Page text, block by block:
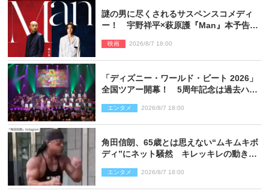
謎の男に尽くされるサスペンスコメディ
ー！ 宇野祥平×萩原護『Man』本予告＆
映画 2026/8/7 18:00
「ディズニー・ワールド・ビート 2026」
全国ツアー開幕！ 5周年記念は過去ハイ
ポート】
エンタメ 2026/8/7 18:00
角田信朗、65歳とは思えない“ムキムキボ
ディ”にネット騒然 キレッキレの動きを
エンタメ 2026/8/7 18:00